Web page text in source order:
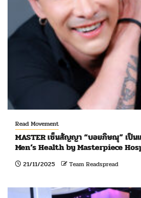
Read Movement
MASTER เซ็นสัญญา “บอยภิษณุ” เป็น
Men’s Health by Masterpiece
21/11/2025 Team Readspread